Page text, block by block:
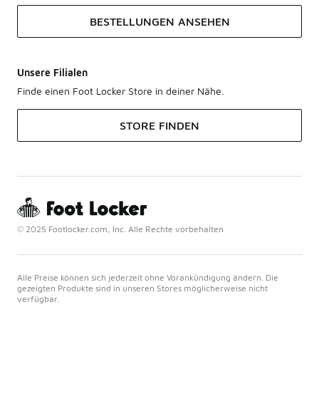
BESTELLUNGEN ANSEHEN
Unsere Filialen
Finde einen Foot Locker Store in deiner Nähe.
STORE FINDEN
© 2025 Footlocker.com, Inc. Alle Rechte vorbehalten
Alle Preise können sich jederzeit ohne Vorankündigung ändern. Die
gezeigten Produkte sind in unseren Stores möglicherweise nicht
verfügbar.